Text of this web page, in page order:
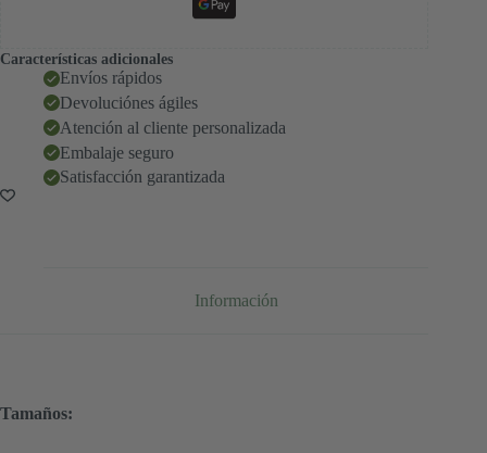
Características adicionales
Envíos rápidos
Devoluciónes ágiles
Atención al cliente personalizada
Embalaje seguro
Satisfacción garantizada
Información
Tamaños: